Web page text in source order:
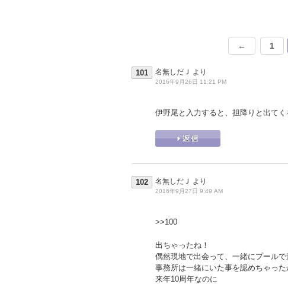
← 1
101 名無しだＪ より
2016年9月26日 11:21 PM
伊野尾と入力すると、担降りと出てく
102 名無しだＪ より
2016年9月27日 9:49 AM
>>100
出ちゃったね！
偶然現地で出会って、一緒にプール
事務所は一緒にいた事を認めちゃった
来年10周年なのに